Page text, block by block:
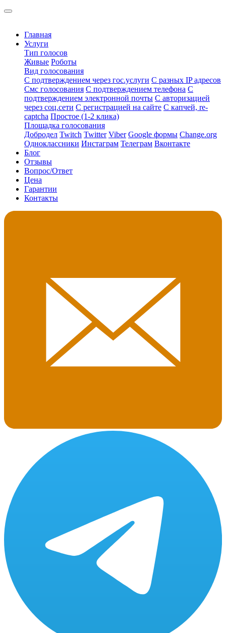
Главная
Услуги
Тип голосов
Живые Роботы
Вид голосования
С подтверждением через гос.услуги С разных IP адресов
Смс голосования С подтверждением телефона С
подтверждением электронной почты С авторизацией
через соц.сети С регистрацией на сайте С капчей, re-
captcha Простое (1-2 клика)
Площадка голосования
Добродел Twitch Twitter Viber Google формы Change.org
Одноклассники Инстаграм Телеграм Вконтакте
Блог
Отзывы
Вопрос/Ответ
Цена
Гарантии
Контакты